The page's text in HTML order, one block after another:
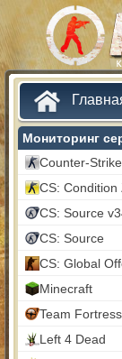
Мониторинг
Counter-
CS: Condition
CS: Source
CS: Source
CS: Global
Minecraft
Team
Left 4 Dead